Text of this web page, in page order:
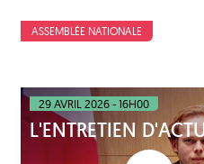
ASSEMBLÉE NATIONALE
29 AVRIL 2026 - 16H00
L'ENTRETIEN